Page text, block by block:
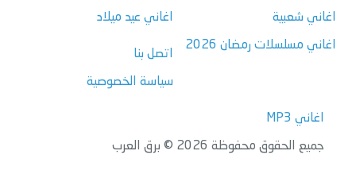
اغاني شعبية
اغاني مسلسلات رمضان 2026
اغاني عيد ميلاد
اتصل بنا
سياسة الخصوصية
اغاني MP3
جميع الحقوق محفوظة 2026 © برق العرب